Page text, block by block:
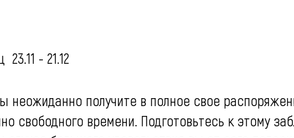
- 21.12
неожиданно получите в полное свое
свободного времени. Подготовьтесь к этому